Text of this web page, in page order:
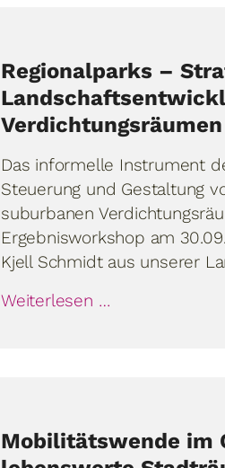
Regionalparks –
Verdichtungsräumen
Das informelle Instrument
Steuerung und Gestaltung
suburbanen
Ergebnisworkshop am
Kjell Schmidt aus unserer
Weiterlesen …
Mobilitätswende im